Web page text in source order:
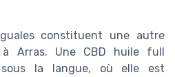
constituent une autre
Arras. Une CBD huile full
la langue, où elle est